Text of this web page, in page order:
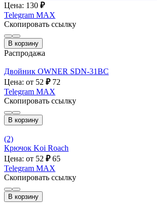
Цена: 130 ₽
Telegram MAX
Скопировать ссылку
В корзину
Распродажа
Двойник OWNER SDN-31BC
Цена: от 52 ₽ 72
Telegram MAX
Скопировать ссылку
В корзину
(2)
Крючок Koi Roach
Цена: от 52 ₽ 65
Telegram MAX
Скопировать ссылку
В корзину